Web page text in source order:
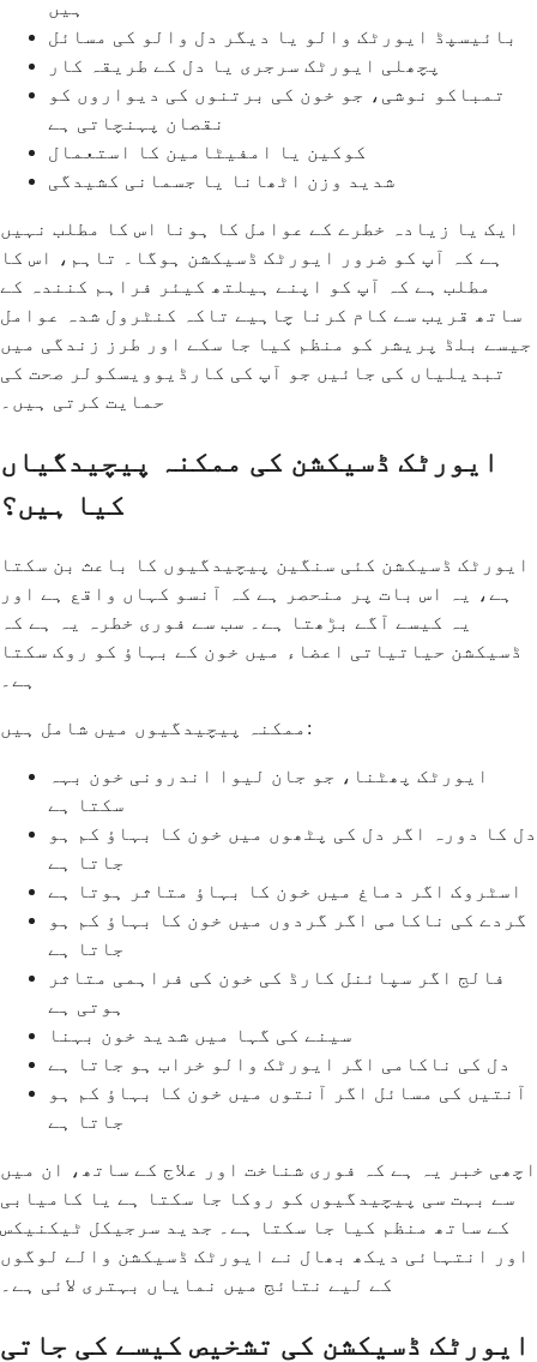
ہیں
بائیسپڈ ایورٹک والو یا دیگر دل والو کی مسائل
پچھلی ایورٹک سرجری یا دل کے طریقہ کار
تمباکو نوشی، جو خون کی برتنوں کی دیواروں کو
نقصان پہنچاتی ہے
کوکین یا امفیٹامین کا استعمال
شدید وزن اٹھانا یا جسمانی کشیدگی
ایک یا زیادہ خطرے کے عوامل کا ہونا اس کا مطلب نہیں
ہے کہ آپ کو ضرور ایورٹک ڈسیکشن ہوگا۔ تاہم، اس کا
مطلب ہے کہ آپ کو اپنے ہیلتھ کیئر فراہم کنندہ کے
ساتھ قریب سے کام کرنا چاہیے تاکہ کنٹرول شدہ عوامل
جیسے بلڈ پریشر کو منظم کیا جا سکے اور طرز زندگی میں
تبدیلیاں کی جائیں جو آپ کی کارڈیوویسکولر صحت کی
حمایت کرتی ہیں۔
ایورٹک ڈسیکشن کی ممکنہ پیچیدگیاں
کیا ہیں؟
ایورٹک ڈسیکشن کئی سنگین پیچیدگیوں کا باعث بن سکتا
ہے، یہ اس بات پر منحصر ہے کہ آنسو کہاں واقع ہے اور
یہ کیسے آگے بڑھتا ہے۔ سب سے فوری خطرہ یہ ہے کہ
ڈسیکشن حیاتیاتی اعضاء میں خون کے بہاؤ کو روک سکتا
ہے۔
ممکنہ پیچیدگیوں میں شامل ہیں:
ایورٹک پھٹنا، جو جان لیوا اندرونی خون بہہ
سکتا ہے
دل کا دورہ اگر دل کی پٹھوں میں خون کا بہاؤ کم ہو
جاتا ہے
اسٹروک اگر دماغ میں خون کا بہاؤ متاثر ہوتا ہے
گردے کی ناکامی اگر گردوں میں خون کا بہاؤ کم ہو
جاتا ہے
فالج اگر سپائنل کارڈ کی خون کی فراہمی متاثر
ہوتی ہے
سینے کی گہا میں شدید خون بہنا
دل کی ناکامی اگر ایورٹک والو خراب ہو جاتا ہے
آنتیں کی مسائل اگر آنتوں میں خون کا بہاؤ کم ہو
جاتا ہے
اچھی خبر یہ ہے کہ فوری شناخت اور علاج کے ساتھ، ان میں
سے بہت سی پیچیدگیوں کو روکا جا سکتا ہے یا کامیابی
کے ساتھ منظم کیا جا سکتا ہے۔ جدید سرجیکل ٹیکنیکس
اور انتہائی دیکھ بھال نے ایورٹک ڈسیکشن والے لوگوں
کے لیے نتائج میں نمایاں بہتری لائی ہے۔
ایورٹک ڈسیکشن کی تشخیص کیسے کی جاتی